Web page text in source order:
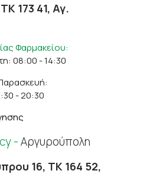
173 41, Αγ.
Φαρμακείου:
08:00 - 14:30
- 20:30
-Αργυρούπολη
16, ΤΚ 164 52,